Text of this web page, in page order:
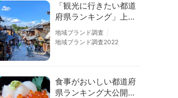
「観光に行きたい都道
府県ランキング」上位
の順位に変動あり
地域ブランド調査
地域ブランド調査2022
食事がおいしい都道府
県ランキング大公開！